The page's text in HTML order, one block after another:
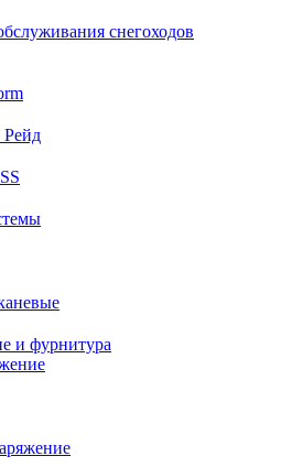
снегоходов
Рейд
и фурнитура